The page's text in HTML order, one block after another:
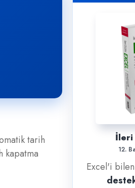
tarih
kapatma
İleri
12.
Excel'i